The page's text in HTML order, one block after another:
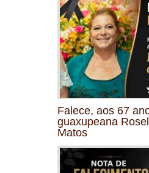
Falece, aos 67
guaxupeana
Matos